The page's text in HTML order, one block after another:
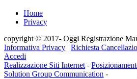
Home
Privacy
copyright © 2017- Oggi Registrazione
Informativa Privacy | Richiesta
Accedi
Realizzazione Siti Internet -
Solution Group Communication -